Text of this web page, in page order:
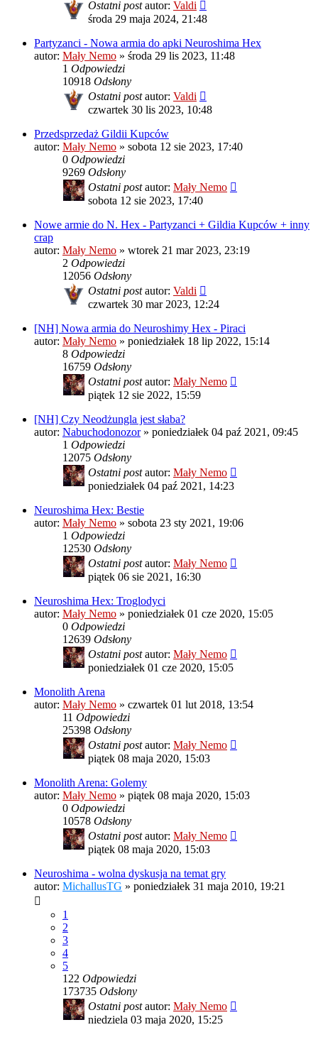
Ostatni postautor: Valdi
środa 29 maja 2024, 21:48
Partyzanci - Nowa armia do apki Neuroshima Hex
autor: Mały Nemo » środa 29 lis 2023, 11:48
1 Odpowiedzi
10918 Odsłony
Ostatni postautor: Valdi
czwartek 30 lis 2023, 10:48
Przedsprzedaż Gildii Kupców
autor: Mały Nemo » sobota 12 sie 2023, 17:40
0 Odpowiedzi
9269 Odsłony
Ostatni postautor: Mały Nemo
sobota 12 sie 2023, 17:40
Nowe armie do N. Hex - Partyzanci + Gildia Kupców + inny
crap
autor: Mały Nemo » wtorek 21 mar 2023, 23:19
2 Odpowiedzi
12056 Odsłony
Ostatni postautor: Valdi
czwartek 30 mar 2023, 12:24
[NH] Nowa armia do Neuroshimy Hex - Piraci
autor: Mały Nemo » poniedziałek 18 lip 2022, 15:14
8 Odpowiedzi
16759 Odsłony
Ostatni postautor: Mały Nemo
piątek 12 sie 2022, 15:59
[NH] Czy Neodżungla jest słaba?
autor: Nabuchodonozor» poniedziałek 04 paź 2021, 09:45
1 Odpowiedzi
12075 Odsłony
Ostatni postautor: Mały Nemo
poniedziałek 04 paź 2021, 14:23
Neuroshima Hex: Bestie
autor: Mały Nemo » sobota 23 sty 2021, 19:06
1 Odpowiedzi
12530 Odsłony
Ostatni postautor: Mały Nemo
piątek 06 sie 2021, 16:30
Neuroshima Hex: Troglodyci
autor: Mały Nemo » poniedziałek 01 cze 2020, 15:05
0 Odpowiedzi
12639 Odsłony
Ostatni postautor: Mały Nemo
poniedziałek 01 cze 2020, 15:05
Monolith Arena
autor: Mały Nemo » czwartek 01 lut 2018, 13:54
11 Odpowiedzi
25398 Odsłony
Ostatni postautor: Mały Nemo
piątek 08 maja 2020, 15:03
Monolith Arena: Golemy
autor: Mały Nemo » piątek 08 maja 2020, 15:03
0 Odpowiedzi
10578 Odsłony
Ostatni postautor: Mały Nemo
piątek 08 maja 2020, 15:03
Neuroshima - wolna dyskusja na temat gry
autor: MichallusTG » poniedziałek 31 maja 2010, 19:21
1
2
3
4
5
122 Odpowiedzi
173735 Odsłony
Ostatni postautor: Mały Nemo
niedziela 03 maja 2020, 15:25